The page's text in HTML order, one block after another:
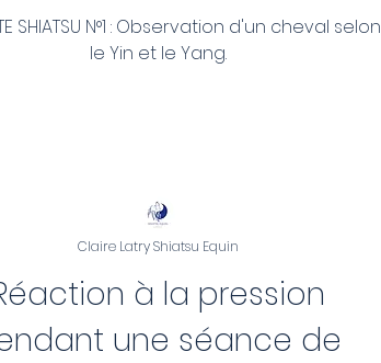
SHIATSU N°1 : Observation d'un cheval selon
le Yin et le Yang.
à la pression
une séance de
Claire Latry Shiatsu Equin